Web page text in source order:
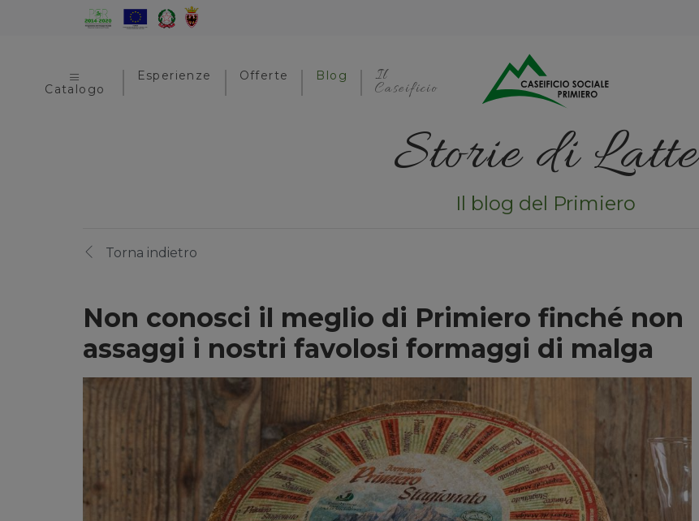
Catalogo
Esperienze Offerte Blog Il
Caseificio
Storie di Latte
Il blog del Primiero
Torna indietro
Non conosci il meglio di Primiero finché non
assaggi i nostri favolosi formaggi di malga